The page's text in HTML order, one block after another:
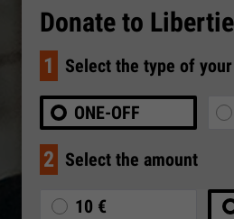
Donate to
1 Select the type of
ONE-OFF
2 Select the amount
10 €